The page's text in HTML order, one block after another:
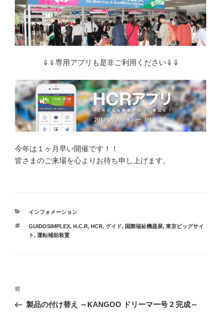
⇓⇓専用アプリも是非ご利用ください⇓⇓
今年は１ヶ月早い開催です！！
皆さまのご来場を心よりお待ち申し上げます。
カ
ゴ
リ
インフォメーション
タ
グ
GUIDOSIMPLEX, H.C.R, HCR, グイド, 国際福祉機器展, 東京ビッグサイ
ト, 運転補助装置
投
過
去
前
製品の付け替え ～KANGOO ドリーマー号 2 完成～